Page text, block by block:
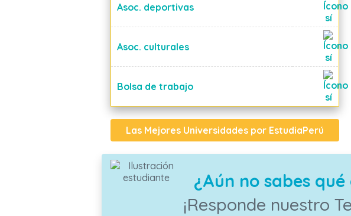
Asoc. deportivas
Asoc. culturales
Bolsa de trabajo
Las Mejores Universidades por EstudiaPerú
¿Aún no sabes
¡Responde nuestro